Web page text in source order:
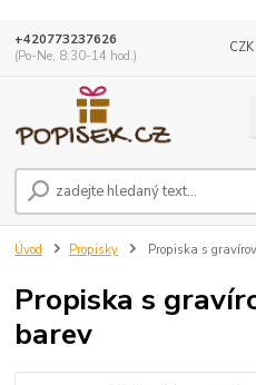
+420773237626
(Po-Ne, 8:30-14 hod.)
Úvod Propisky Propiska s
Propiska s
barev